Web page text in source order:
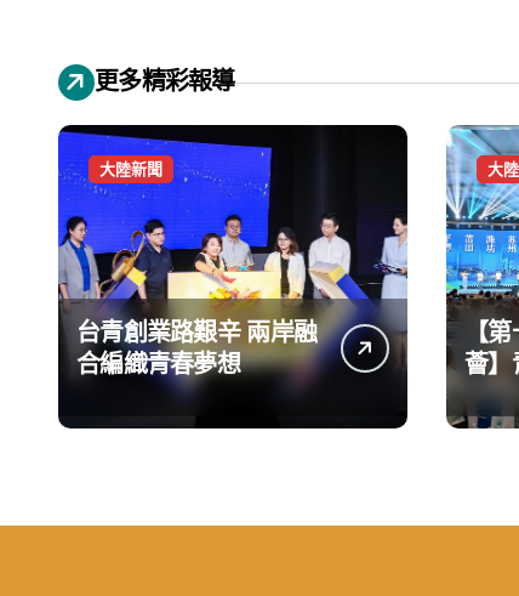
更多精彩報導
大陸新聞
台青創業路艱辛 兩岸融
合編織青春夢想
大
【
薈】
手